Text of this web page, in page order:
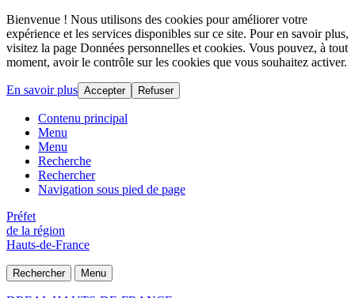
Bienvenue ! Nous utilisons des cookies pour améliorer votre
expérience et les services disponibles sur ce site. Pour en savoir plus,
visitez la page Données personnelles et cookies. Vous pouvez, à tout
moment, avoir le contrôle sur les cookies que vous souhaitez activer.
En savoir plus Accepter Refuser
Contenu principal
Menu
Menu
Recherche
Rechercher
Navigation sous pied de page
Préfet
de la région
Hauts-de-France
Rechercher Menu